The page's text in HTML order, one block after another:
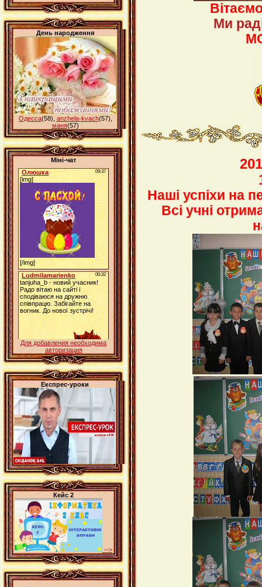
День народження
Одесса(58) anzhela-kvach(57)
маня(57)
Міні-чат
Для добавления необходима
авторизация
Експрес-уроки
Кейс 2
-->
Ми
Наші успіхи на
Всі учні